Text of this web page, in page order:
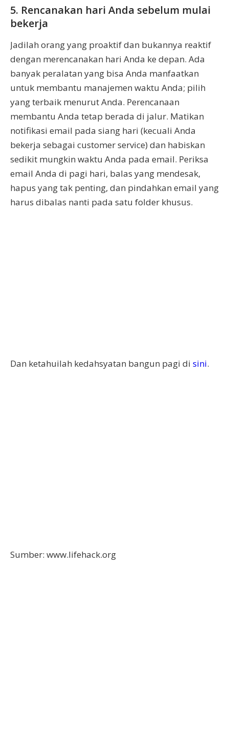
5. Rencanakan hari Anda sebelum mulai
bekerja
Jadilah orang yang proaktif dan bukannya reaktif
dengan merencanakan hari Anda ke depan. Ada
banyak peralatan yang bisa Anda manfaatkan
untuk membantu manajemen waktu Anda; pilih
yang terbaik menurut Anda. Perencanaan
membantu Anda tetap berada di jalur. Matikan
notifikasi email pada siang hari (kecuali Anda
bekerja sebagai customer service) dan habiskan
sedikit mungkin waktu Anda pada email. Periksa
email Anda di pagi hari, balas yang mendesak,
hapus yang tak penting, dan pindahkan email yang
harus dibalas nanti pada satu folder khusus.
Dan ketahuilah kedahsyatan bangun pagi di sini.
Sumber: www.lifehack.org